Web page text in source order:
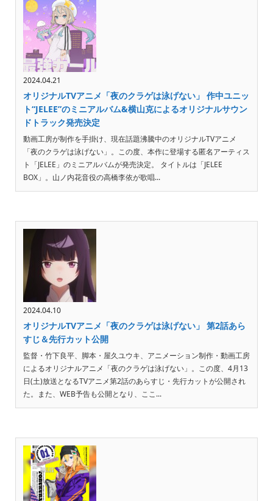
2024.04.21
オリジナルTVアニメ「夜のクラゲは泳げない」 作中ユニッ
ト“JELEE”のミニアルバム&横山克によるオリジナルサウン
ドトラック発売決定
動画工房が制作を手掛け、現在話題沸騰中のオリジナルTVアニメ
「夜のクラゲは泳げない」。この度、本作に登場する匿名アーティス
ト「JELEE」のミニアルバムが発売決定。 タイトルは「JELEE
BOX」。山ノ内花音役の高橋李依が歌唱...
2024.04.10
オリジナルTVアニメ「夜のクラゲは泳げない」 第2話あら
すじ＆先行カット公開
監督・竹下良平、脚本・屋久ユウキ、アニメーション制作・動画工房
によるオリジナルアニメ「夜のクラゲは泳げない」。この度、4月13
日(土)放送となるTVアニメ第2話のあらすじ・先行カットが公開され
た。また、WEB予告も公開となり、ここ...